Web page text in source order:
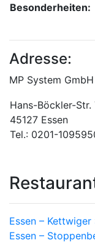
Besonderheiten:
Adresse:
MP System GmbH
Hans-Böckler-Str.
45127 Essen
Tel.: 0201-
Essen – Kettwiger
Essen –